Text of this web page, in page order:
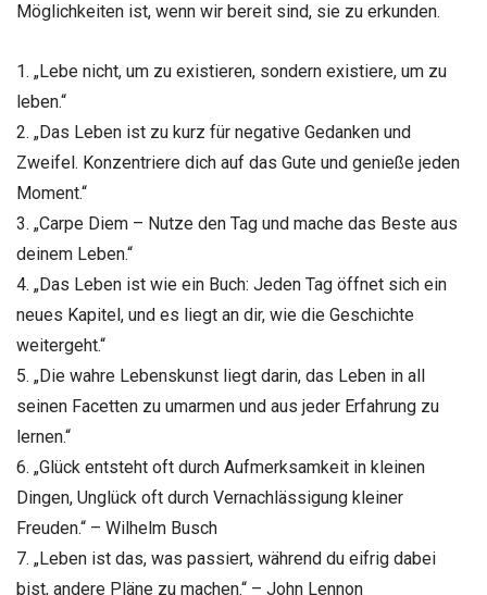
Möglichkeiten ist, wenn wir bereit sind, sie zu erkunden.
1. „Lebe nicht, um zu existieren, sondern existiere, um zu
leben.“
2. „Das Leben ist zu kurz für negative Gedanken und
Zweifel. Konzentriere dich auf das Gute und genieße jeden
Moment.“
3. „Carpe Diem – Nutze den Tag und mache das Beste aus
deinem Leben.“
4. „Das Leben ist wie ein Buch: Jeden Tag öffnet sich ein
neues Kapitel, und es liegt an dir, wie die Geschichte
weitergeht.“
5. „Die wahre Lebenskunst liegt darin, das Leben in all
seinen Facetten zu umarmen und aus jeder Erfahrung zu
lernen.“
6. „Glück entsteht oft durch Aufmerksamkeit in kleinen
Dingen, Unglück oft durch Vernachlässigung kleiner
Freuden.“ – Wilhelm Busch
7. „Leben ist das, was passiert, während du eifrig dabei
bist, andere Pläne zu machen.“ – John Lennon